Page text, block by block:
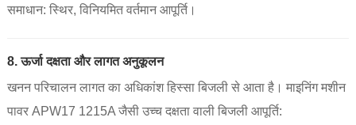
समाधान: स्थिर, विनियमित वर्तमान आपूर्ति।
8. ऊर्जा दक्षता और लागत अनुकूलन
खनन परिचालन लागत का अधिकांश हिस्सा बिजली से आता है। माइनिंग मशीन
पावर APW17 1215A जैसी उच्च दक्षता वाली बिजली आपूर्ति: